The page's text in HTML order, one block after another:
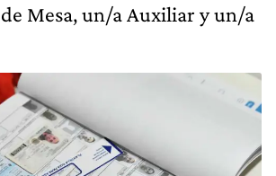
Mesa, un/a Auxiliar y un/a